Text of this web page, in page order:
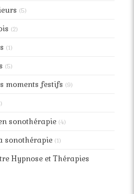
(5)
(2)
(1)
(5)
moments festifs (9)
sonothérapie (4)
sonothérapie (1)
Hypnose et Thérapies